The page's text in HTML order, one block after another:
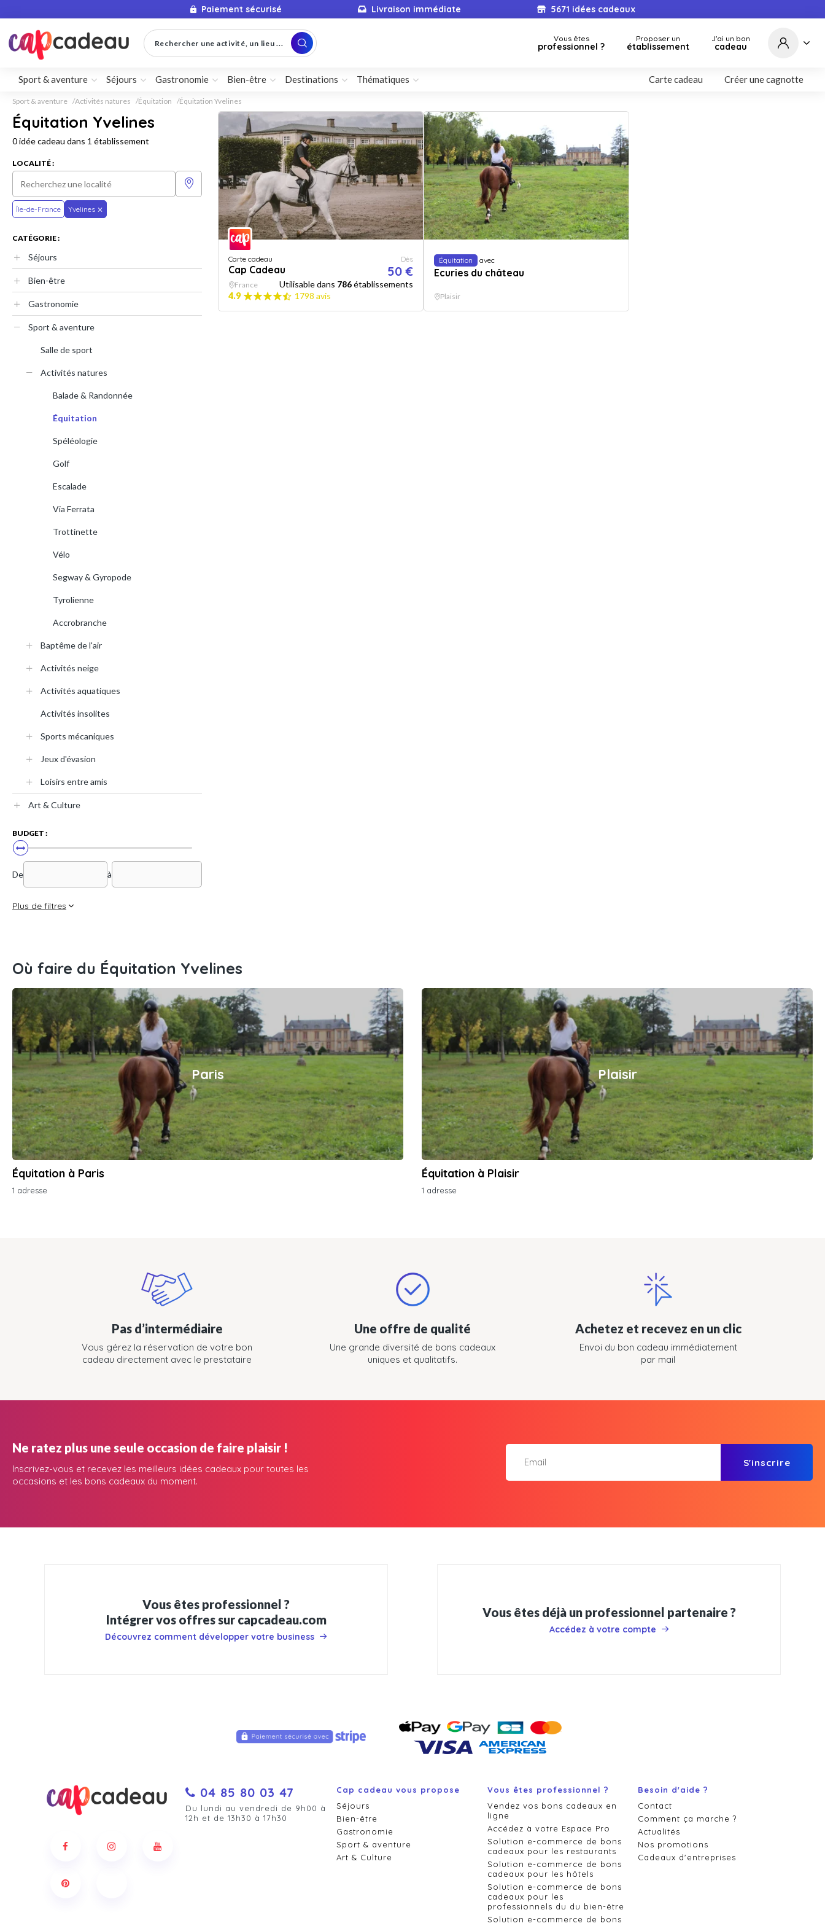
Paiement sécurisé Livraison immédiate 5671 idées cadeaux
Rechercher une activité, un lieu ... Vous êtes
professionnel ?
Proposer un
établissement
J'ai un bon
cadeau
Sport & aventure Séjours Gastronomie Bien-être Destinations Thématiques Carte cadeau Créer une cagnotte
Sport & aventure Activités natures Équitation Équitation Yvelines
Équitation Yvelines
0 idée cadeau dans 1 établissement
LOCALITÉ :
Île-de-France Yvelines
CATÉGORIE :
Séjours
Bien-être
Gastronomie
Sport & aventure
Salle de sport
Activités natures
Balade & Randonnée
Équitation
Spéléologie
Golf
Escalade
Via Ferrata
Trottinette
Vélo
Segway & Gyropode
Tyrolienne
Accrobranche
Baptême de l'air
Activités neige
Activités aquatiques
Activités insolites
Sports mécaniques
Jeux d'évasion
Loisirs entre amis
Art & Culture
BUDGET :
De à
Plus de filtres
Carte cadeau
Cap Cadeau
Dès
50 €
France Utilisable dans 786établissements
4.9
1798 avis
Équitation avec
Ecuries du château
Plaisir
Où faire du Équitation Yvelines
Paris
Équitation à Paris
1 adresse
Plaisir
Équitation à Plaisir
1 adresse
Pas d’intermédiaire
Vous gérez la réservation de votre bon
cadeau directement avec le prestataire
Une offre de qualité
Une grande diversité de bons cadeaux
uniques et qualitatifs.
Achetez et recevez en un clic
Envoi du bon cadeau immédiatement
par mail
Ne ratez plus une seule occasion de faire plaisir !
Inscrivez-vous et recevez les meilleurs idées cadeaux pour toutes les
occasions et les bons cadeaux du moment.
S'inscrire
Vous êtes professionnel ?
Intégrer vos offres sur capcadeau.com
Découvrez comment développer votre business
Vous êtes déjà un professionnel partenaire ?
Accédez à votre compte
04 85 80 03 47
Du lundi au vendredi de 9h00 à
12h et de 13h30 à 17h30
Cap cadeau vous propose
Séjours
Bien-être
Gastronomie
Sport & aventure
Art & Culture
Vous êtes professionnel ?
Vendez vos bons cadeaux en
ligne
Accédez à votre Espace Pro
Solution e-commerce de bons
cadeaux pour les restaurants
Solution e-commerce de bons
cadeaux pour les hôtels
Solution e-commerce de bons
cadeaux pour les
professionnels du du bien-être
Solution e-commerce de bons
Besoin d'aide ?
Contact
Comment ça marche ?
Actualités
Nos promotions
Cadeaux d'entreprises